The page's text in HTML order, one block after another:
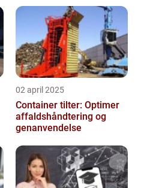
02 april 2025
Container tilter: Optimer
affaldshåndtering og
genanvendelse